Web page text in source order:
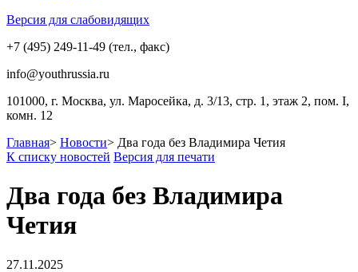
Версия для слабовидящих
+7 (495) 249-11-49 (тел., факс)
info@youthrussia.ru
101000, г. Москва, ул. Маросейка, д. 3/13, стр. 1, этаж 2, пом. I,
комн. 12
Главная> Новости> Два года без Владимира Четия
К списку новостей Версия для печати
Два года без Владимира
Четия
27.11.2025